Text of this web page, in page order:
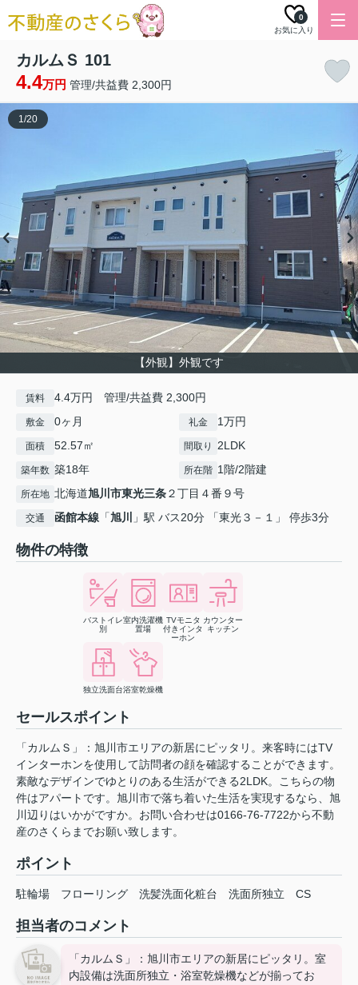
お気に入り
0
カルムＳ 101
4.4万円 管理/共益費 2,300円
【外観】外観です
1/20
賃料 4.4万円 管理/共益費 2,300円
敷金 0ヶ月 礼金 1万円
面積 52.57㎡ 間取り 2LDK
築年数 築18年 所在階 1階/2階建
所在地 北海道旭川市東光三条２丁目４番９号
交通 函館本線 「旭川 」駅 バス20分 「東光３－１」 停歩3分
物件の特徴
バストイレ
別
室内洗濯機
置場
TVモニタ
付きインタ
ーホン
カウンター
キッチン
独立洗面台浴室乾燥機
セールスポイント
「カルムＳ」：旭川市エリアの新居にピッタリ。来客時にはTV
インターホンを使用して訪問者の顔を確認することができます。
素敵なデザインでゆとりのある生活ができる2LDK。こちらの物
件はアパートです。旭川市で落ち着いた生活を実現するなら、旭
川辺りはいかがですか。お問い合わせは0166-76-7722から不動
産のさくらまでお願い致します。
ポイント
駐輪場 フローリング 洗髪洗面化粧台 洗面所独立 CS
担当者のコメント
「カルムＳ」：旭川市エリアの新居にピッタリ。室
内設備は洗面所独立・浴室乾燥機などが揃ってお